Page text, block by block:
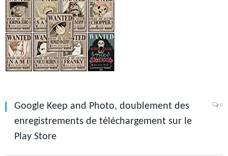
Google Keep and Photo, doublement des
enregistrements de téléchargement sur le
Play Store
0